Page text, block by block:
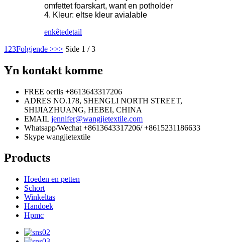
omfettet foarskart, want en potholder
4. Kleur: eltse kleur avialable
enkêtedetail
1 23Folgjende >>> Side 1 / 3
Yn kontakt komme
FREE oerlis +8613643317206
ADRES NO.178, SHENGLI NORTH STREET,
SHIJIAZHUANG, HEBEI, CHINA
EMAIL jennifer@wangjietextile.com
Whatsapp/Wechat +8613643317206/ +8615231186633
Skype wangjietextile
Products
Hoeden en petten
Schort
Winkeltas
Handoek
Hpmc